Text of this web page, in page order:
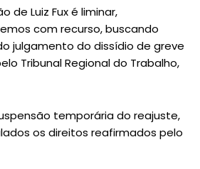
de Luiz Fux é liminar,
com recurso, buscando
julgamento do dissídio de greve
Tribunal Regional do Trabalho,
temporária do reajuste,
os direitos reafirmados pelo